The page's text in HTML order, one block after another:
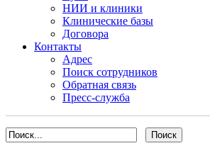
НИИ и клиники
Клинические базы
Договора
Контакты
Адрес
Поиск сотрудников
Обратная связь
Пресс-служба